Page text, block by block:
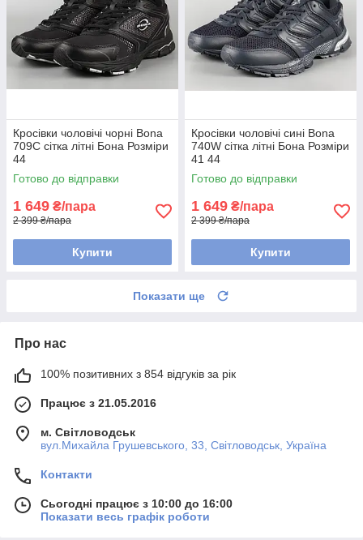
Кросівки чоловічі чорні Bona
709C сітка літні Бона Розміри
44
Готово до відправки
1 649 ₴/пара
2 399 ₴/пара
Купити
Кросівки чоловічі сині Bona
740W сітка літні Бона Розміри
41 44
Готово до відправки
1 649 ₴/пара
2 399 ₴/пара
Купити
Показати ще
Про нас
100% позитивних з 854 відгуків за рік
Працює з 21.05.2016
м. Світловодськ
вул.Михайла Грушевського, 33, Світловодськ, Україна
Контакти
Сьогодні працює з 10:00 до 16:00
Показати весь графік роботи